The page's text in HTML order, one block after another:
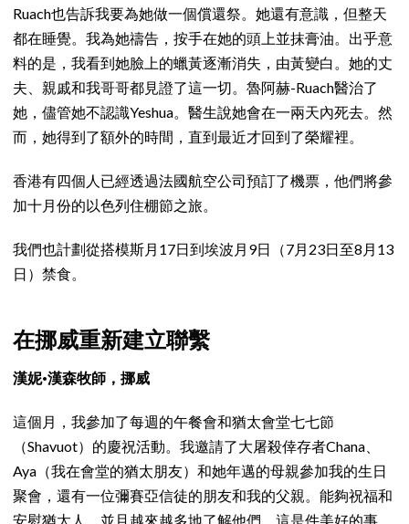
Ruach也告訴我要為她做一個償還祭。她還有意識，但整天
都在睡覺。我為她禱告，按手在她的頭上並抹膏油。出乎意
料的是，我看到她臉上的蠟黃逐漸消失，由黃變白。她的丈
夫、親戚和我哥哥都見證了這一切。魯阿赫-Ruach醫治了
她，儘管她不認識Yeshua。醫生說她會在一兩天內死去。然
而，她得到了額外的時間，直到最近才回到了榮耀裡。
香港有四個人已經透過法國航空公司預訂了機票，他們將參
加十月份的以色列住棚節之旅。
我們也計劃從搭模斯月17日到埃波月9日（7月23日至8月13
日）禁食。
在挪威重新建立聯繫
漢妮·漢森牧師，挪威
這個月，我參加了每週的午餐會和猶太會堂七七節
（Shavuot）的慶祝活動。我邀請了大屠殺倖存者Chana、
Aya（我在會堂的猶太朋友）和她年邁的母親參加我的生日
聚會，還有一位彌賽亞信徒的朋友和我的父親。能夠祝福和
安慰猶太人，並且越來越多地了解他們，這是件美好的事。